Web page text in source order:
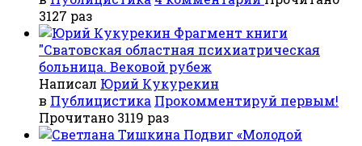
3127 раз
Фрагмент книги
"Сватовская областная психиатрическая
больница. Вековой рубеж
Написал Юрий Кукурекин
в Публицистика Прокомментируй первым!
Прочитано 3119 раз
Подвиг «Молодой